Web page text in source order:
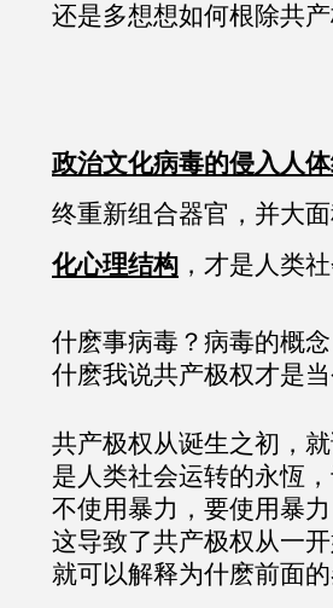
还是多想想如何根除共
政治文化病毒的侵入人
终重新组合器官，并大
化心理结构 ，才是人类
什麽事病毒？病毒的概
什麽我说共产极权才是
共产极权从诞生之初，
是人类社会运转的永恆
不使用暴力，要使用暴
这导致了共产极权从一
就可以解释为什麽前面的